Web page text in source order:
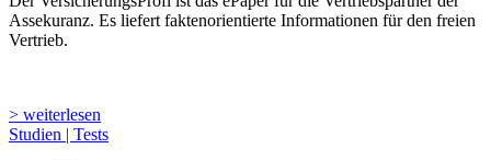
Assekuranz. Es liefert faktenorientierte Informationen für den freien
Vertrieb.
> weiterlesen
Studien | Tests